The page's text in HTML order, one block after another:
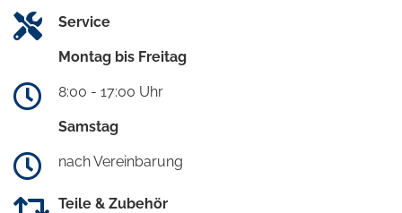
Service
Montag bis Freitag
8:00 - 17:00 Uhr
Samstag
nach Vereinbarung
Teile & Zubehör